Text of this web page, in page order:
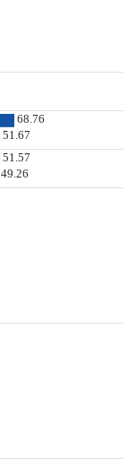
68.76
51.67
51.57
49.26